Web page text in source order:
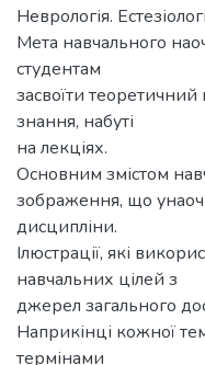
Неврологія.
Мета навчального
студентам
засвоїти
знання, набуті
на лекціях.
Основним змістом
зображення, що
дисципліни.
Ілюстрації, які
навчальних цілей з
джерел загального
Наприкінці кожної
термінами